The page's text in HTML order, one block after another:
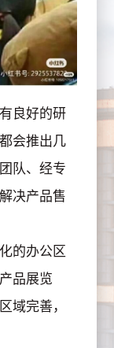
良好的研
会推出几
队、经专
决产品售
的办公区
品展览
域完善，